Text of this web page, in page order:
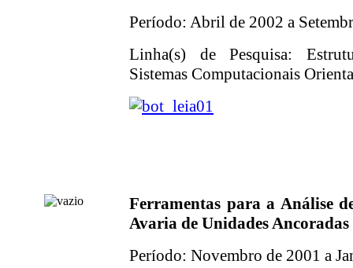
Período: Abril de 2002 a
Linha(s) de Pesquisa:
Sistemas Computacionais
Ferramentas para a Análise
Avaria de Unidades Ancoradas
Período: Novembro de 2001 a